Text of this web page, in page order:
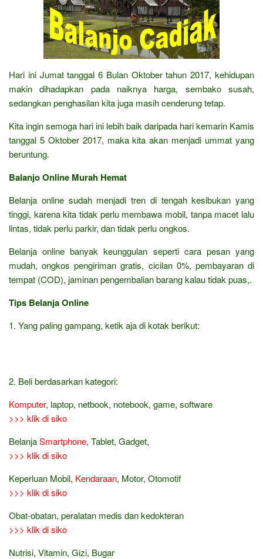
Hari ini Jumat tanggal 6 Bulan Oktober tahun 2017, kehidupan
makin dihadapkan pada naiknya harga, sembako susah,
sedangkan penghasilan kita juga masih cenderung tetap.
Kita ingin semoga hari ini lebih baik daripada hari kemarin Kamis
tanggal 5 Oktober 2017, maka kita akan menjadi ummat yang
beruntung.
Balanjo Online Murah Hemat
Belanja online sudah menjadi tren di tengah kesibukan yang
tinggi, karena kita tidak perlu membawa mobil, tanpa macet lalu
lintas, tidak perlu parkir, dan tidak perlu ongkos.
Belanja online banyak keunggulan seperti cara pesan yang
mudah, ongkos pengiriman gratis, cicilan 0%, pembayaran di
tempat (COD), jaminan pengembalian barang kalau tidak puas,.
Tips Belanja Online
1. Yang paling gampang, ketik aja di kotak berikut:
2. Beli berdasarkan kategori:
Komputer, laptop, netbook, notebook, game, software
>>> klik di siko
BelanjaSmartphone, Tablet, Gadget,
>>> klik di siko
Keperluan Mobil, Kendaraan, Motor, Otomotif
>>> klik di siko
Obat-obatan, peralatan medis dan kedokteran
>>> klik di siko
Nutrisi, Vitamin, Gizi, Bugar